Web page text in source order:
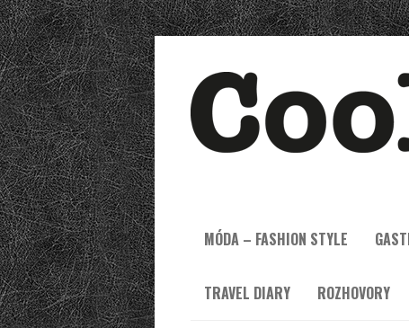
MÓDA – FASHION STYLE
TRAVEL DIARY ROZHOVORY